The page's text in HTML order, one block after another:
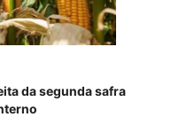
da segunda safra